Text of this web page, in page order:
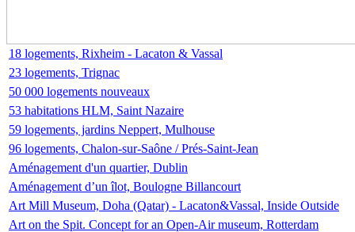
18 logements, Rixheim - Lacaton & Vassal
23 logements, Trignac
50 000 logements nouveaux
53 habitations HLM, Saint Nazaire
59 logements, jardins Neppert, Mulhouse
96 logements, Chalon-sur-Saône / Prés-Saint-Jean
Aménagement d'un quartier, Dublin
Aménagement d’un îlot, Boulogne Billancourt
Art Mill Museum, Doha (Qatar) - Lacaton&Vassal, Inside Outside
Art on the Spit. Concept for an Open-Air museum, Rotterdam